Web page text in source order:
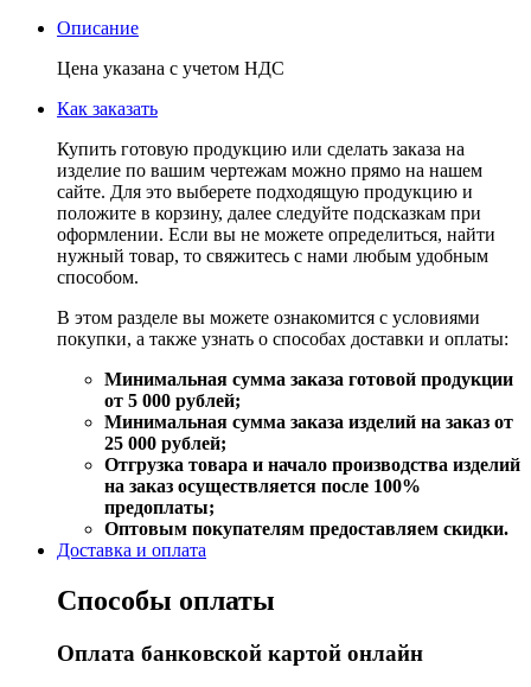
Описание
Цена указана с учетом НДС
Как заказать
Купить готовую продукцию или сделать заказа на
изделие по вашим чертежам можно прямо на нашем
сайте. Для это выберете подходящую продукцию и
положите в корзину, далее следуйте подсказкам при
оформлении. Если вы не можете определиться, найти
нужный товар, то свяжитесь с нами любым удобным
способом.
В этом разделе вы можете ознакомится с условиями
покупки, а также узнать о способах доставки и оплаты:
Минимальная сумма заказа готовой продукции
от 5 000 рублей;
Минимальная сумма заказа изделий на заказ от
25 000 рублей;
Отгрузка товара и начало производства изделий
на заказ осуществляется после 100%
предоплаты;
Оптовым покупателям предоставляем скидки.
Доставка и оплата
Способы оплаты
Оплата банковской картой онлайн